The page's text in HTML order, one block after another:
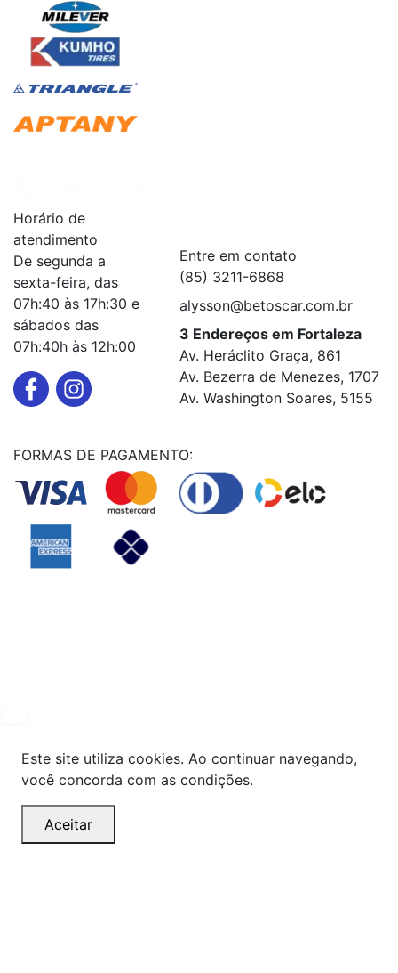
Horário de
atendimento
De segunda a
sexta-feira, das
07h:40 às 17h:30 e
sábados das
07h:40h às 12h:00
Entre em contato
(85) 3211-6868
alysson@betoscar.com.br
3 Endereços em Fortaleza
Av. Heráclito Graça, 861
Av. Bezerra de Menezes, 1707
Av. Washington Soares, 5155
FORMAS DE PAGAMENTO:
Este site utiliza cookies. Ao continuar navegando,
você concorda com as condições.
Aceitar